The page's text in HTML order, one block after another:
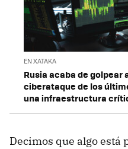
EN XATAKA
Rusia acaba de golpear
ciberataque de los
una infraestructura
Decimos que algo está